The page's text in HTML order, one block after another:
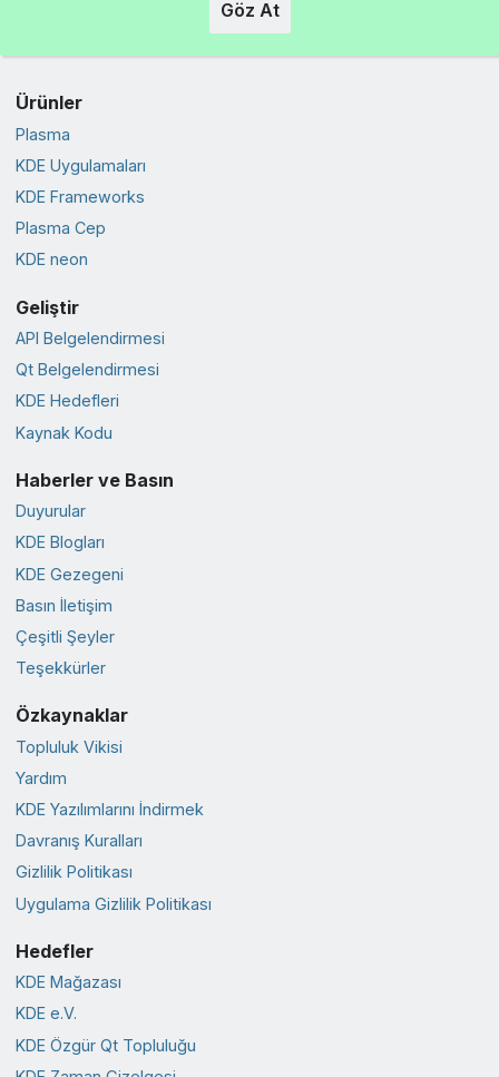
Göz At
Ürünler
Plasma
KDE Uygulamaları
KDE Frameworks
Plasma Cep
KDE neon
Geliştir
API Belgelendirmesi
Qt Belgelendirmesi
KDE Hedefleri
Kaynak Kodu
Haberler ve Basın
Duyurular
KDE Blogları
KDE Gezegeni
Basın İletişim
Çeşitli Şeyler
Teşekkürler
Özkaynaklar
Topluluk Vikisi
Yardım
KDE Yazılımlarını İndirmek
Davranış Kuralları
Gizlilik Politikası
Uygulama Gizlilik Politikası
Hedefler
KDE Mağazası
KDE e.V.
KDE Özgür Qt Topluluğu